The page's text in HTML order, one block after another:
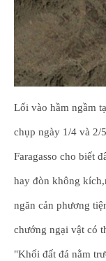
Lối vào hầm ngầm
chụp ngày 1/4 và 2/
Faragasso cho biết
hay đòn không
ngăn cản phương
chướng ngại vật có
"Khối đất đá nằm